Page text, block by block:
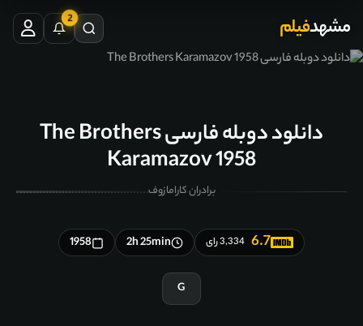
مشهدفیلم 2
دانلود دوبله فارسی The Brothers
Karamazov 1958
برادران کارامازوف
6.7 3,334 رای 2h 25min
1958
G